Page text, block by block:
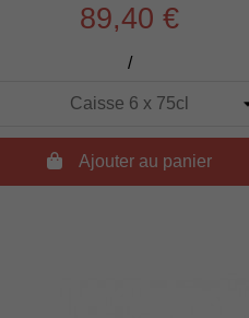
89,40 €
/
Ajouter au panier